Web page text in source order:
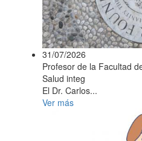
31/07/2026
Profesor de la Facultad
Salud integ
El Dr. Carlos...
Ver más